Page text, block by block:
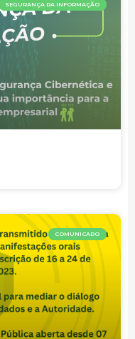
SEGURANÇA DA INFORMAÇÃO
COMUNICADO